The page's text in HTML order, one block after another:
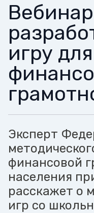
игру
Эксперт
финансовой
населения
расскажет о
игр со